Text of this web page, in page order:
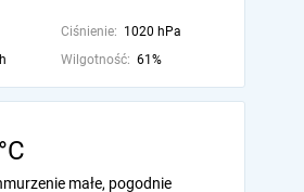
Ciśnienie: 1020 hPa
Wilgotność: 61%
małe, pogodnie